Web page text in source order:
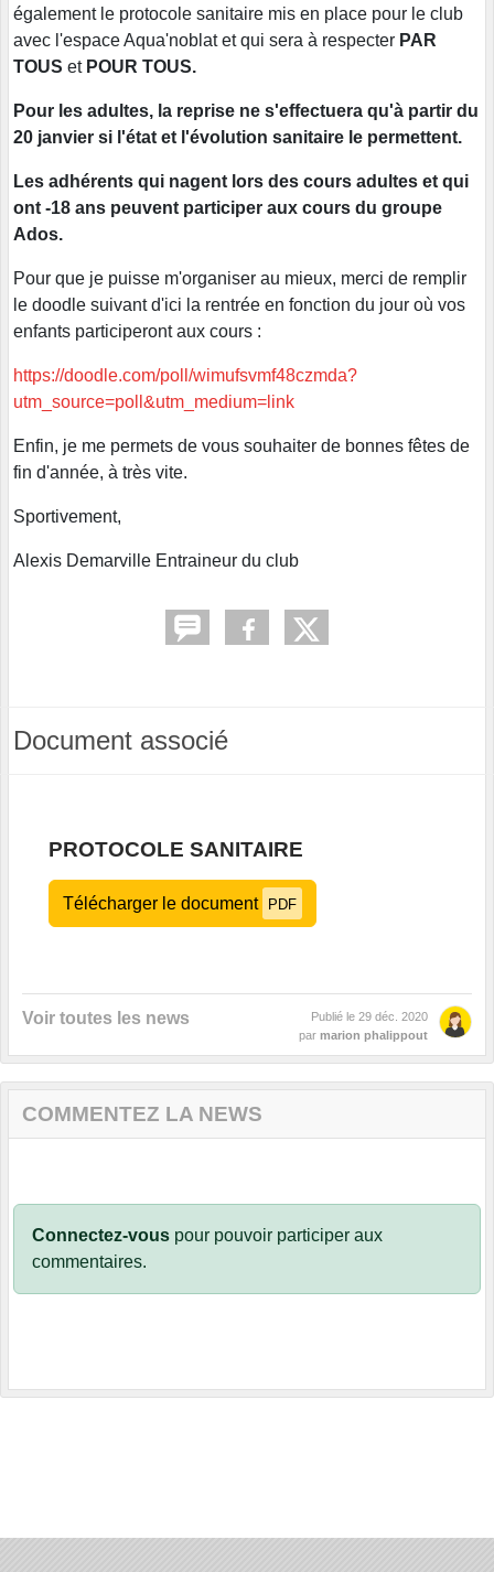
également le protocole sanitaire mis en place pour le club
avec l'espace Aqua'noblat et qui sera à respecter PAR
TOUS et POUR TOUS.
Pour les adultes, la reprise ne s'effectuera qu'à partir du
20 janvier si l'état et l'évolution sanitaire le permettent.
Les adhérents qui nagent lors des cours adultes et qui
ont -18 ans peuvent participer aux cours du groupe
Ados.
Pour que je puisse m'organiser au mieux, merci de remplir
le doodle suivant d'ici la rentrée en fonction du jour où vos
enfants participeront aux cours :
https://doodle.com/poll/wimufsvmf48czmda?
utm_source=poll&utm_medium=link
Enfin, je me permets de vous souhaiter de bonnes fêtes de
fin d'année, à très vite.
Sportivement,
Alexis Demarville Entraineur du club
Document associé
PROTOCOLE SANITAIRE
Télécharger le document PDF
Voir toutes les news Publié le 29 déc. 2020
par marion phalippout
COMMENTEZ LA NEWS
Connectez-vous pour pouvoir participer aux
commentaires.